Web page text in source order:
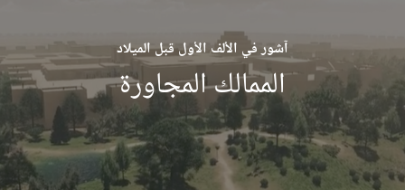
آشور في الألف الأول قبل الميلاد
الممالك المجاورة